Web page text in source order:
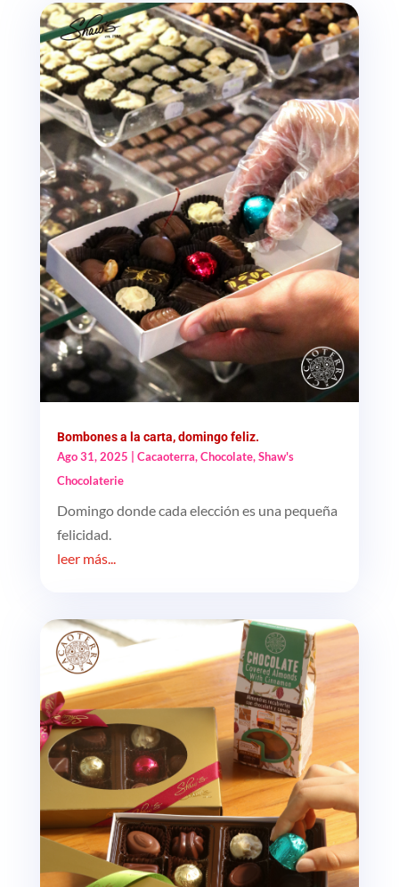
Bombones a la carta, domingo feliz.
Ago 31, 2025
Cacaoterra,Chocolate,Shaw's
Chocolaterie
Domingo donde cada elección es una pequeña
felicidad.
leer más...